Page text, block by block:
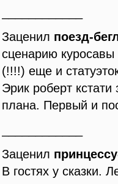
Заценил поезд-
сценарию
(!!!!) еще и
Эрик роберт
плана. Первый и
Заценил
В гостях у сказки.